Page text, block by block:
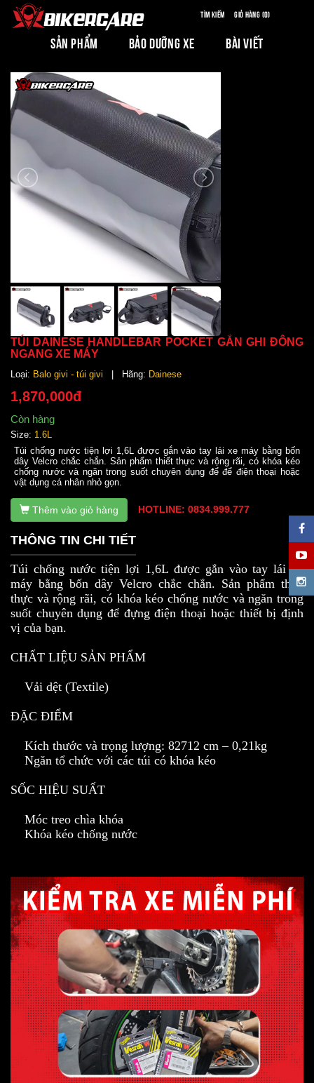
Tìm kiếm Giỏ hàng (0)
SẢN PHẨM BẢO DƯỠNG XE BÀI VIẾT
TÚI DAINESE HANDLEBAR POCKET GẮN GHI ĐÔNG
NGANG XE MÁY
Loại: Balo givi - túi givi | Hãng: Dainese
1,870,000đ
Còn hàng
Size: 1.6L
Túi chống nước tiện lợi 1,6L được gắn vào tay lái xe máy bằng bốn
dây Velcro chắc chắn. Sản phẩm thiết thực và rộng rãi, có khóa kéo
chống nước và ngăn trong suốt chuyên dụng để để điện thoại hoặc
vật dụng cá nhân nhỏ gọn.
Thêm vào giỏ hàng HOTLINE: 0834.999.777
THÔNG TIN CHI TIẾT
Túi chống nước tiện lợi 1,6L được gắn vào tay lái xe
máy bằng bốn dây Velcro chắc chắn. Sản phẩm thiết
thực và rộng rãi, có khóa kéo chống nước và ngăn trong
suốt chuyên dụng để đựng điện thoại hoặc thiết bị định
vị của bạn.
CHẤT LIỆU SẢN PHẨM
Vải dệt (Textile)
ĐẶC ĐIỂM
Kích thước và trọng lượng: 82712 cm – 0,21kg
Ngăn tổ chức với các túi có khóa kéo
SỐC HIỆU SUẤT
Móc treo chìa khóa
Khóa kéo chống nước